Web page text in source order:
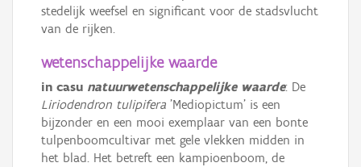
stedelijk weefsel en significant voor de stadsvlucht
van de rijken.
wetenschappelijke waarde
in casu natuurwetenschappelijke waarde: De
Liriodendron tulipifera 'Mediopictum' is een
bijzonder en een mooi exemplaar van een bonte
tulpenboomcultivar met gele vlekken midden in
het blad. Het betreft een kampioenboom, de